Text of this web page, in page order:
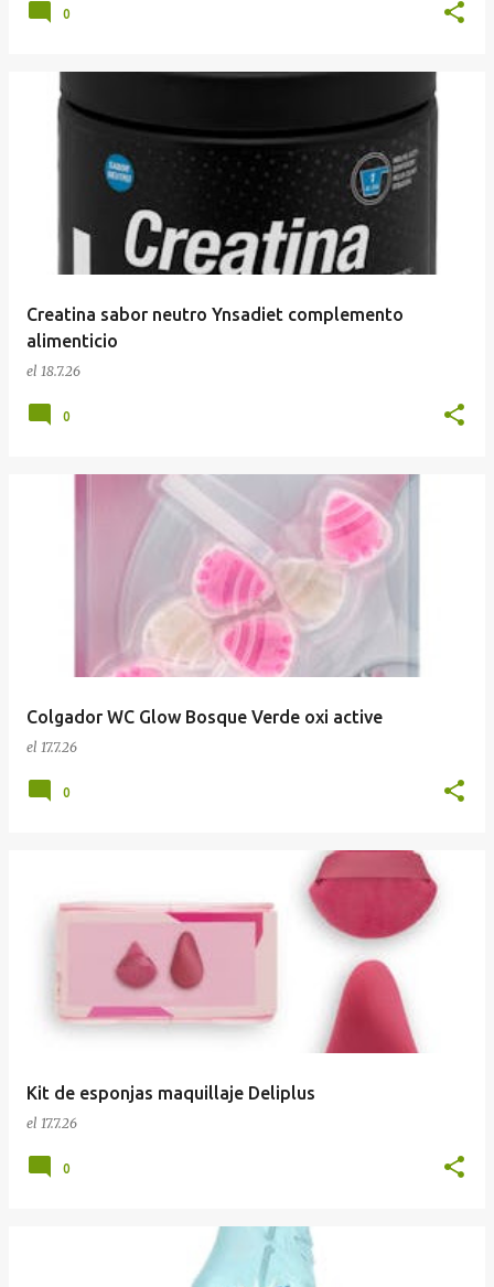
0
Creatina sabor neutro Ynsadiet complemento
alimenticio
el 18.7.26
0
Colgador WC Glow Bosque Verde oxi active
el 17.7.26
0
Kit de esponjas maquillaje Deliplus
el 17.7.26
0